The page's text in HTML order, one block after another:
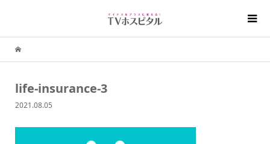
life-insurance-3
2021.08.05